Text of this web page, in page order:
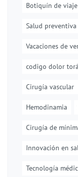
Botiquín de viaje
Salud preventiva
Vacaciones de
codigo dolor
Cirugía vascular
Hemodinamia
Cirugía de
Innovación en
Tecnología